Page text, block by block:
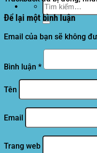
kiếm:
Để lại một bình luận
Email của bạn sẽ không
Bình luận *
Tên
Email
Trang web